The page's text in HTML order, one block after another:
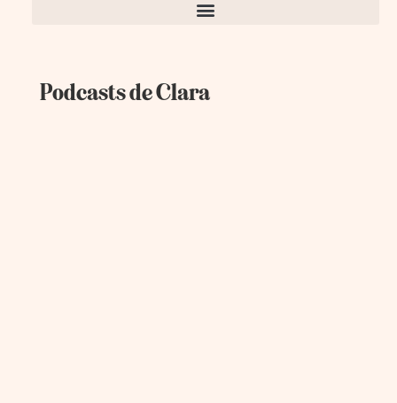
Podcasts de Clara